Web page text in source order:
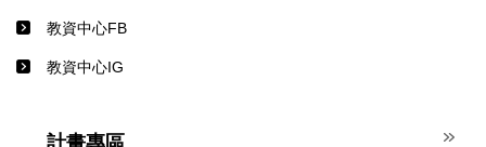
教資中心FB
教資中心IG